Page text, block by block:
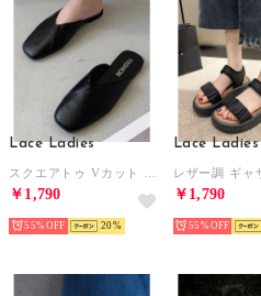
Lace Ladies
￥1,790
55% 20
Lace Ladies
￥1,790
55%